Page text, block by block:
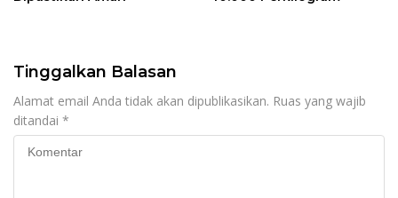
Tinggalkan Balasan
Alamat email Anda tidak akan dipublikasikan. Ruas yang wajib
ditandai *